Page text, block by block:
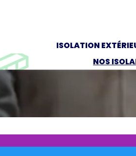
ISOLATION
NOS